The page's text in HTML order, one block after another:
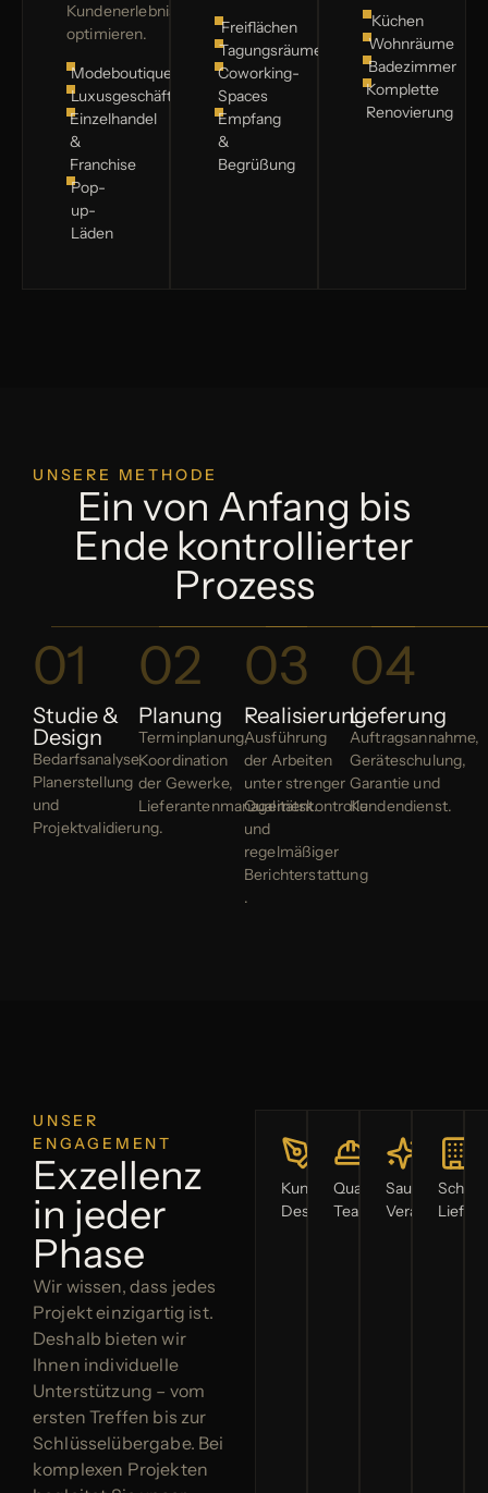
Kundenerlebnis
optimieren.
Modeboutiquen
Luxusgeschäfte
Einzelhandel
&
Franchise
Pop-
up-
Läden
Freiflächen
Tagungsräume
Coworking-
Spaces
Empfang
&
Begrüßung
Küchen
Wohnräume
Badezimmer
Komplette
Renovierung
UNSERE METHODE
Ein von Anfang bis
Ende kontrollierter
Prozess
01
Studie &
Design
Bedarfsanalyse,
Planerstellung
und
Projektvalidierung.
02
Planung
Terminplanung,
Koordination
der Gewerke,
Lieferantenmanagement.
03
Realisierung
Ausführung
der Arbeiten
unter strenger
Qualitätskontrolle
und
regelmäßiger
Berichterstattung
.
04
Lieferung
Auftragsannahme,
Geräteschulung,
Garantie und
Kundendienst.
UNSER
ENGAGEMENT
Exzellenz
in jeder
Phase
Wir wissen, dass jedes
Projekt einzigartig ist.
Deshalb bieten wir
Ihnen individuelle
Unterstützung – vom
ersten Treffen bis zur
Schlüsselübergabe. Bei
komplexen Projekten
Kundenspezifisches
Design
Qualifizierte
Teams
Saubere
Verarbeitung